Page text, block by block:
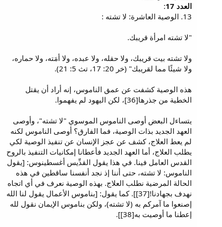
العدد 17
:
13. الوصية العاشرة: لا تشته :
"لا تشته امرأة قريبك.
ولا تشته بيت قريبك، ولا حقله، ولا عبده، ولا أمَته، ولا حماره،
ولا شيئًا مما لقريبك" (خر 20: 17، تث 5: 21).
هذه الوصية كشفت عن عمق الناموس، إنه أراد أن يقتل
الخطية من جذرها[36]، لكن اليهود لم يفهموا.
يتساءل البعض أوصى الناموس الموسوي "لا تشته"، وأوصى
العهد الجديد بذات الوصية، فما الفارق؟ أوصى الناموس لكنه
لم يعط العلاج، كشف عن عجز الإنسان عن تنفيذ الوصية لكي
يطلب العلاج، أما العهد الجديد فأعطانا إمكانيات التنفيذ بالروح
القدس العامل فينا. في هذا يقول القدِّيس أغسطينوس: [يقول
الناموس: لا تشته، حتى أننا إذ نجد أنفسنا ساقطين في هذه
الحالة المرضية نطلب العلاج. بهذه الوصية نعرف في أي اتجاه
نهدف بجهادنا![37]]. كما يقول: [بناموس الأعمال يقول لنا الله
إصنعوا ما آمركم به (لا تشته)، ولكن بناموس الإيمان نقول لله
إعطنا ما أوصيت به[38]].